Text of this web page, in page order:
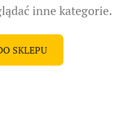
inne kategorie.
SKLEPU